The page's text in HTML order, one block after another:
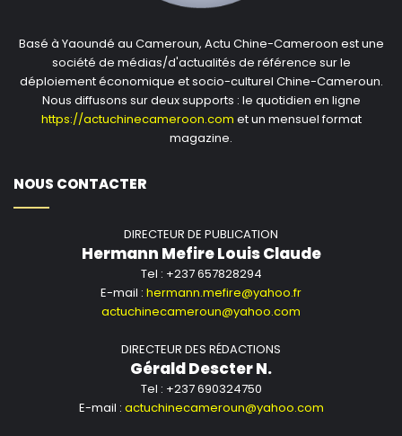
Basé à Yaoundé au Cameroun, Actu Chine-Cameroon est une
société de médias/d'actualités de référence sur le
déploiement économique et socio-culturel Chine-Cameroun.
Nous diffusons sur deux supports : le quotidien en ligne
https://actuchinecameroon.com et un mensuel format
magazine.
NOUS CONTACTER
DIRECTEUR DE PUBLICATION
Hermann Mefire Louis Claude
Tel : +237 657828294
E-mail : hermann.mefire@yahoo.fr
actuchinecameroun@yahoo.com
DIRECTEUR DES RÉDACTIONS
Gérald Descter N.
Tel : +237 690324750
E-mail : actuchinecameroun@yahoo.com